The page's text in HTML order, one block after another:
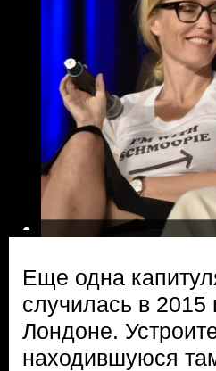
Еще одна
случилась в 2015
Лондоне.
находившуюся